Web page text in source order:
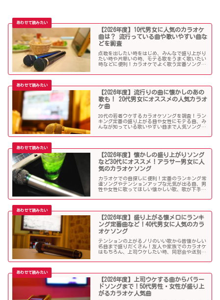
【2026年度】10代男女に人気のカラオケ
曲は？ 流行っている曲や歌いやすい曲な
どを調査
点数を出したい時をはじめ、みんなで盛り上がり
たい時や片思いの時、モテる歌をうまく歌いたい
時などに便利！カラオケでよく歌う定番ソングか
っ盛りの10代男子・女子にオススメの人気カラオ
【2026年度】流行りの曲に懐かしのあの
歌も！ 20代男女にオススメの人気カラオ
ケ曲
20代の若者ウケするカラオケソングを調査！ラン
キング定番の盛り上がる曲や女性にモテる曲、み
んなが知っている歌いやすい曲まで人気ソングが
別会、上司ウケしたい時などにオススメです！
【2026年度】懐かしの盛り上がりソング
など30代にオススメ！アラサー男女に人
気のカラオケソング
カラオケでの曲探しに便利！定番のランキング常
連ソングやテンションアップな元気が出る曲、男
性や女性に歌ってほしい懐かしい歌、歌が下手で
カラオケ曲をご紹介します！
【2026年度】盛り上がる懐メロにランキ
ング定番曲など！40代男女に人気のカラ
オケソング
テンションの上がるノリのいい歌から昔懐かしい
名曲まで盛りだくさん！友人や家族でのカラオケ
はもちろん、上司ウケしたい時、同窓会や送別会
ッとくるようなカラオケソングを探している方も
【2026年度】上司ウケする曲からバラー
ドソングまで！50代男性・女性が盛り上
がるカラオケ人気曲